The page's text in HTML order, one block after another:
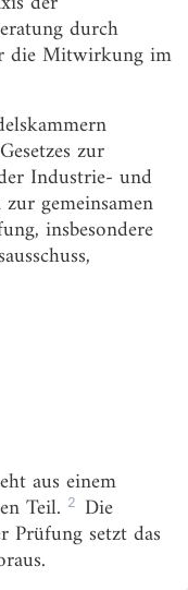
der
durch
die Mitwirkung im
zur
Industrie- und
gemeinsamen
insbesondere
aus einem
Teil. 2 Die
Prüfung setzt das